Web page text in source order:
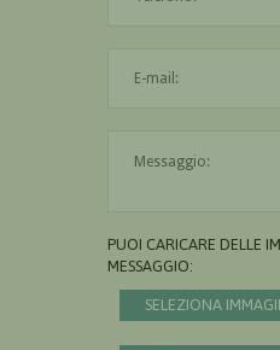
PUOI CARICARE DELLE
MESSAGGIO:
SELEZIONA